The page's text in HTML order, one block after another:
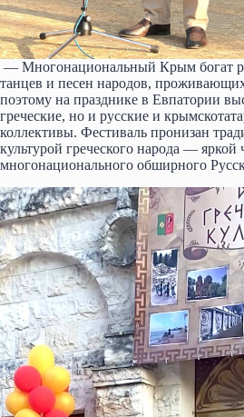
— Многонациональный Крым богат
танцев и песен народов,
поэтому на празднике в Евпатории
греческие, но и русские и
коллективы. Фестиваль пронизан
культурой греческого народа — яркой
многонационального обширного